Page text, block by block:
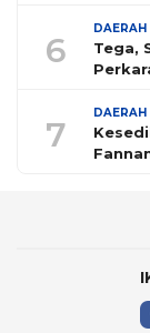
6
DAERAH
Tega,
7
DAERAH